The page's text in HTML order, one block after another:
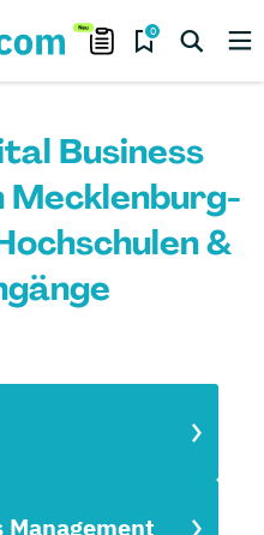
0
Business
Mecklenburg-
&